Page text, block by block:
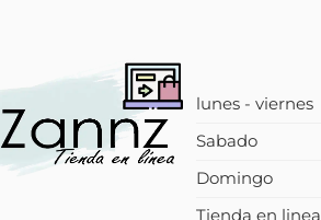
lunes - viernes
Sabado
Domingo